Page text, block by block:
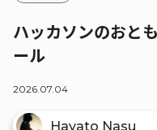
ハッカソンのおと
ール
2026.07.04
Hayato Nasu